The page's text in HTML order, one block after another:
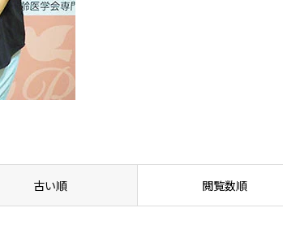
古い順 閲覧数順